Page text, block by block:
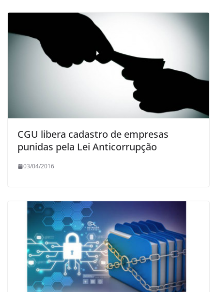
CGU libera cadastro de empresas
punidas pela Lei Anticorrupção
03/04/2016